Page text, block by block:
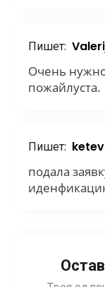
Пишет:
Очень
пожайлуста.
Пишет:
подала